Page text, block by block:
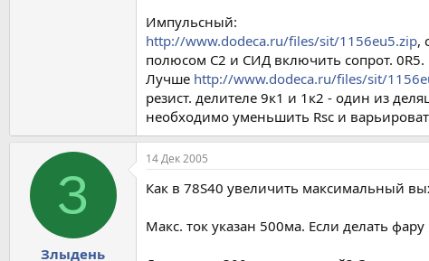
Импульсный:
http://www.dodeca.ru/files/sit/1156eu5.zip,
полюсом С2 и СИД включить сопрот. 0R5.
Лучше http://www.dodeca.ru/files/sit/
резист. делителе 9к1 и 1к2 - один из
необходимо уменьшить Rsc и
З
Злыдень
14 Дек 2005
Как в 78S40 увеличить максимальный
Макс. ток указан 500ма. Если делать